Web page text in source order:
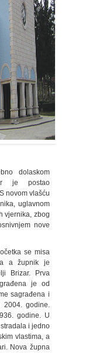
dolaskom
je postao
novom vlašću
uglavnom
vjernika, zbog
nove
se misa
a župnik je
Brizar. Prva
je od
sagrađena i
2004. godine.
godine. U
i jedno
vlastima, a
Nova župna